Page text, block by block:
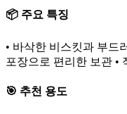
📦 주요 특징
• 바삭한 비스킷과 부드
포장으로 편리한 보관 •
🎯 추천 용도